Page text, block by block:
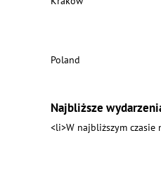
Poland
Najbliższe
<li>W najbliższym